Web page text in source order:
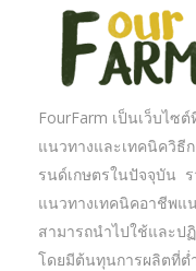
FourFarm เป็นเว็บไซ
แนวทางและเทคนิควิธี
รนด์เกษตรในปัจจุบัน ร
แนวทางเทคนิคอาชีพแ
สามารถนำไปใช้และป
โดยมีต้นทุนการผลิตที่ต่